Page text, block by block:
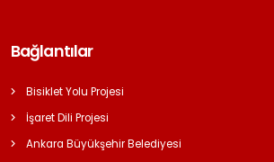
Bağlantılar
Bisiklet Yolu Projesi
İşaret Dili Projesi
Ankara Büyükşehir Belediyesi